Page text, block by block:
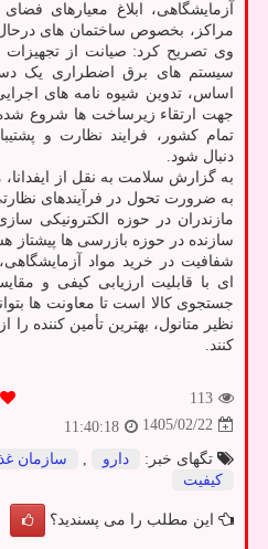
آزمایشگاهی، ابلاغ معیارهای
مراکز، بخصوص ساختمان های
وی تصریح کرد: صیانت از تجهیزات
سیستم های برق اضطراری یک
اساس، تدوین شیوه نامه های
جهت ارتقاء زیرساخت ها شروع شده
تمام کشور، فرایند نظارت و
دنبال شود.
به گزارش سلامت به نقل از ایفدانا،
به ضرورت تحول در فرآیندهای
مازندران در حوزه الکترونیکی
سازنده در حوزه بازرسی ها پیشتاز
شفافیت در خرید مواد
ای با قابلیت ارزیابی کیفی و
جستجوی کالا است تا معاونت ها
نظیر متانول، بهترین تأمین کننده
کنند.
113
1405/02/22
11:40:18
تگهای خبر:
دارو سازمان
كیفیت
این مطلب را می پسندید؟